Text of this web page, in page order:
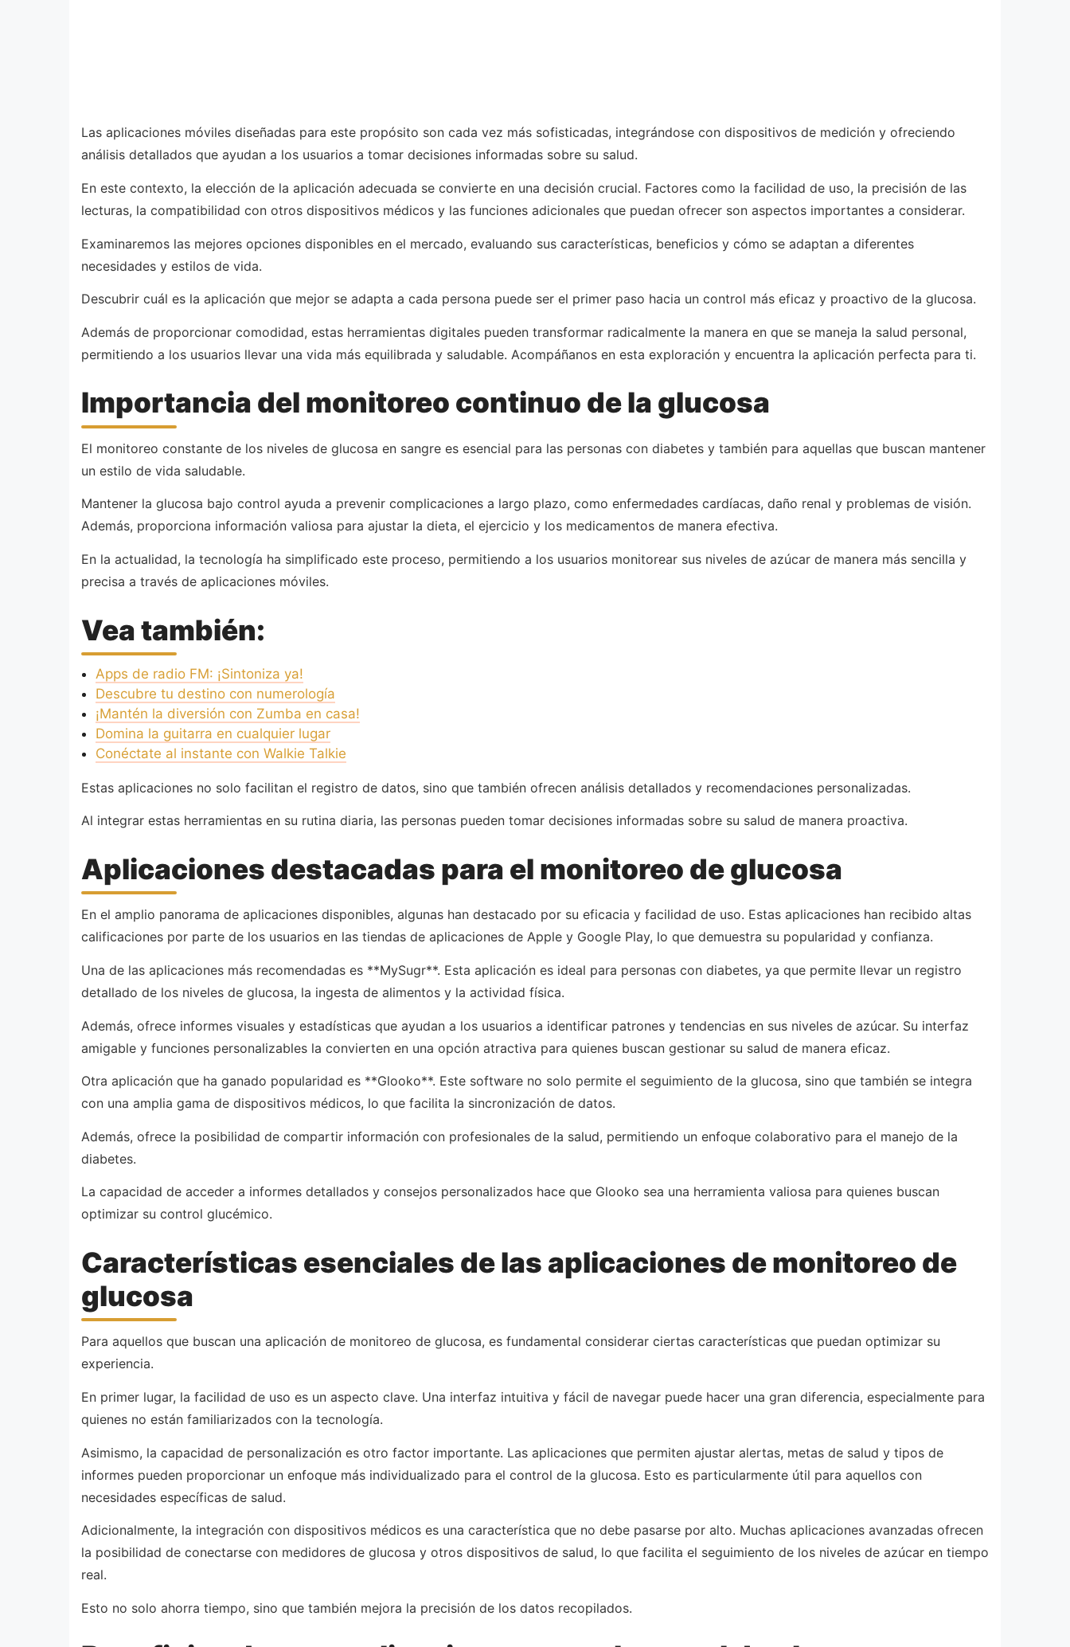
Las aplicaciones móviles diseñadas para este propósito son cada vez más sofisticadas, integrándose con dispositivos de medición y ofreciendo
análisis detallados que ayudan a los usuarios a tomar decisiones informadas sobre su salud.
En este contexto, la elección de la aplicación adecuada se convierte en una decisión crucial. Factores como la facilidad de uso, la precisión de las
lecturas, la compatibilidad con otros dispositivos médicos y las funciones adicionales que puedan ofrecer son aspectos importantes a considerar.
Examinaremos las mejores opciones disponibles en el mercado, evaluando sus características, beneficios y cómo se adaptan a diferentes
necesidades y estilos de vida.
Descubrir cuál es la aplicación que mejor se adapta a cada persona puede ser el primer paso hacia un control más eficaz y proactivo de la glucosa.
Además de proporcionar comodidad, estas herramientas digitales pueden transformar radicalmente la manera en que se maneja la salud personal,
permitiendo a los usuarios llevar una vida más equilibrada y saludable. Acompáñanos en esta exploración y encuentra la aplicación perfecta para ti.
Importancia del monitoreo continuo de la glucosa
El monitoreo constante de los niveles de glucosa en sangre es esencial para las personas con diabetes y también para aquellas que buscan mantener
un estilo de vida saludable.
Mantener la glucosa bajo control ayuda a prevenir complicaciones a largo plazo, como enfermedades cardíacas, daño renal y problemas de visión.
Además, proporciona información valiosa para ajustar la dieta, el ejercicio y los medicamentos de manera efectiva.
En la actualidad, la tecnología ha simplificado este proceso, permitiendo a los usuarios monitorear sus niveles de azúcar de manera más sencilla y
precisa a través de aplicaciones móviles.
Vea también:
Apps de radio FM: ¡Sintoniza ya!
Descubre tu destino con numerología
¡Mantén la diversión con Zumba en casa!
Domina la guitarra en cualquier lugar
Conéctate al instante con Walkie Talkie
Estas aplicaciones no solo facilitan el registro de datos, sino que también ofrecen análisis detallados y recomendaciones personalizadas.
Al integrar estas herramientas en su rutina diaria, las personas pueden tomar decisiones informadas sobre su salud de manera proactiva.
Aplicaciones destacadas para el monitoreo de glucosa
En el amplio panorama de aplicaciones disponibles, algunas han destacado por su eficacia y facilidad de uso. Estas aplicaciones han recibido altas
calificaciones por parte de los usuarios en las tiendas de aplicaciones de Apple y Google Play, lo que demuestra su popularidad y confianza.
Una de las aplicaciones más recomendadas es **MySugr**. Esta aplicación es ideal para personas con diabetes, ya que permite llevar un registro
detallado de los niveles de glucosa, la ingesta de alimentos y la actividad física.
Además, ofrece informes visuales y estadísticas que ayudan a los usuarios a identificar patrones y tendencias en sus niveles de azúcar. Su interfaz
amigable y funciones personalizables la convierten en una opción atractiva para quienes buscan gestionar su salud de manera eficaz.
Otra aplicación que ha ganado popularidad es **Glooko**. Este software no solo permite el seguimiento de la glucosa, sino que también se integra
con una amplia gama de dispositivos médicos, lo que facilita la sincronización de datos.
Además, ofrece la posibilidad de compartir información con profesionales de la salud, permitiendo un enfoque colaborativo para el manejo de la
diabetes.
La capacidad de acceder a informes detallados y consejos personalizados hace que Glooko sea una herramienta valiosa para quienes buscan
optimizar su control glucémico.
Características esenciales de las aplicaciones de monitoreo de
glucosa
Para aquellos que buscan una aplicación de monitoreo de glucosa, es fundamental considerar ciertas características que puedan optimizar su
experiencia.
En primer lugar, la facilidad de uso es un aspecto clave. Una interfaz intuitiva y fácil de navegar puede hacer una gran diferencia, especialmente para
quienes no están familiarizados con la tecnología.
Asimismo, la capacidad de personalización es otro factor importante. Las aplicaciones que permiten ajustar alertas, metas de salud y tipos de
informes pueden proporcionar un enfoque más individualizado para el control de la glucosa. Esto es particularmente útil para aquellos con
necesidades específicas de salud.
Adicionalmente, la integración con dispositivos médicos es una característica que no debe pasarse por alto. Muchas aplicaciones avanzadas ofrecen
la posibilidad de conectarse con medidores de glucosa y otros dispositivos de salud, lo que facilita el seguimiento de los niveles de azúcar en tiempo
real.
Esto no solo ahorra tiempo, sino que también mejora la precisión de los datos recopilados.